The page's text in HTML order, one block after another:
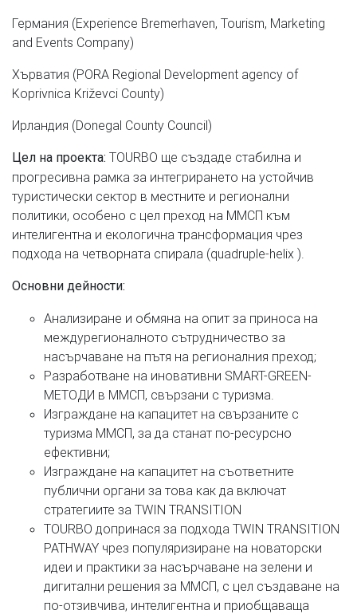
Германия (Experience Bremerhaven, Tourism, Marketing
and Events Company)
Хърватия (PORA Regional Development agency of
Koprivnica Križevci County)
Ирландия (Donegal County Council)
Цел на проекта: TOURBO ще създаде стабилна и
прогресивна рамка за интегрирането на устойчив
туристически сектор в местните и регионални
политики, особено с цел преход на ММСП към
интелигентна и екологична трансформация чрез
подхода на четворната спирала (quadruple-helix ).
Основни дейности:
Анализиране и обмяна на опит за приноса на
междурегионалното сътрудничество за
насърчаване на пътя на регионалния преход;
Разработване на иновативни SMART-GREEN-
МЕТОДИ в ММСП, свързани с туризма.
Изграждане на капацитет на свързаните с
туризма ММСП, за да станат по-ресурсно
ефективни;
Изграждане на капацитет на съответните
публични органи за това как да включат
стратегиите за TWIN TRANSITION
TOURBO допринася за подхода TWIN TRANSITION
PATHWAY чрез популяризиране на новаторски
идеи и практики за насърчаване на зелени и
дигитални решения за ММСП, с цел създаване на
по-отзивчива, интелигентна и приобщаваща